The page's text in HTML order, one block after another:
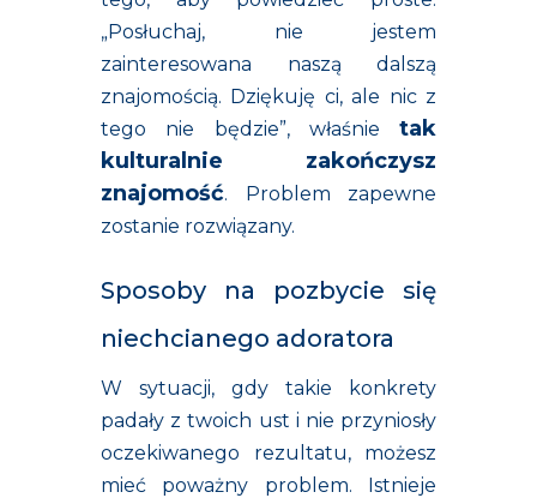
„Posłuchaj, nie jestem
zainteresowana naszą dalszą
znajomością. Dziękuję ci, ale nic z
tego nie będzie”, właśnie tak
kulturalnie zakończysz
znajomość. Problem zapewne
zostanie rozwiązany.
Sposoby na pozbycie się
niechcianego adoratora
W sytuacji, gdy takie konkrety
padały z twoich ust i nie przyniosły
oczekiwanego rezultatu, możesz
mieć poważny problem. Istnieje